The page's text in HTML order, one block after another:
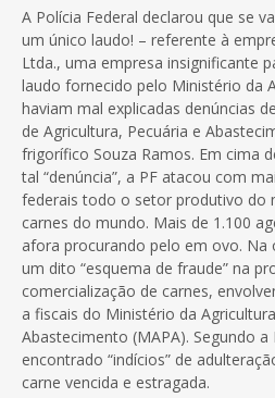
A Polícia Federal declarou que se
um único laudo! – referente à
Ltda., uma empresa insignificante
laudo fornecido pelo Ministério da
haviam mal explicadas denúncias
de Agricultura, Pecuária e
frigorífico Souza Ramos. Em cima
tal “denúncia”, a PF atacou com
federais todo o setor produtivo do
carnes do mundo. Mais de 1.100
afora procurando pelo em ovo. Na
um dito “esquema de fraude” na
comercialização de carnes,
a fiscais do Ministério da
Abastecimento (MAPA). Segundo
encontrado “indícios” de
carne vencida e estragada.